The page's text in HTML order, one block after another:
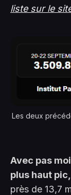
liste sur le
Les deux
Avec pas
plus haut pic,
près de 13,7